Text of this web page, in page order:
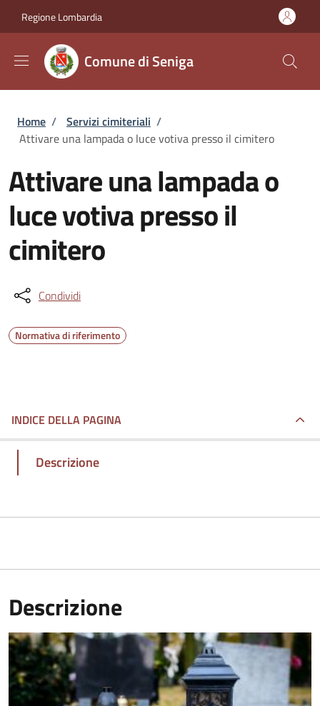
Regione Lombardia
Comune di Seniga
Briciole di pane
Home / Servizi cimiteriali /
Attivare una lampada o luce votiva presso il cimitero
Attivare una lampada o
luce votiva presso il
cimitero
Condividi
Normativa di riferimento
INDICE DELLA PAGINA
Descrizione
Descrizione